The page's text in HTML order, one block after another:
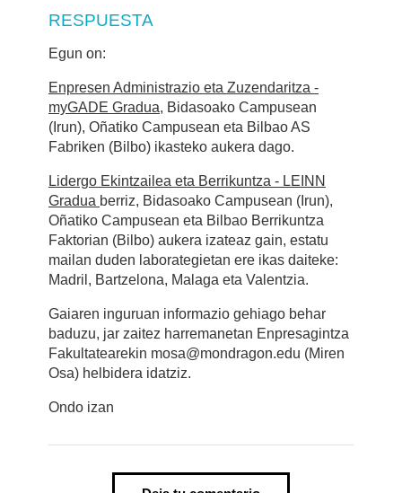
RESPUESTA
Egun on:
Enpresen Administrazio eta Zuzendaritza -
myGADE Gradua, Bidasoako Campusean
(Irun), Oñatiko Campusean eta Bilbao AS
Fabriken (Bilbo) ikasteko aukera dago.
Lidergo Ekintzailea eta Berrikuntza - LEINN
Gradua berriz, Bidasoako Campusean (Irun),
Oñatiko Campusean eta Bilbao Berrikuntza
Faktorian (Bilbo) aukera izateaz gain, estatu
mailan duden laborategietan ere ikas daiteke:
Madril, Bartzelona, Malaga eta Valentzia.
Gaiaren inguruan informazio gehiago behar
baduzu, jar zaitez harremanetan Enpresagintza
Fakultatearekin mosa@mondragon.edu (Miren
Osa) helbidera idatziz.
Ondo izan